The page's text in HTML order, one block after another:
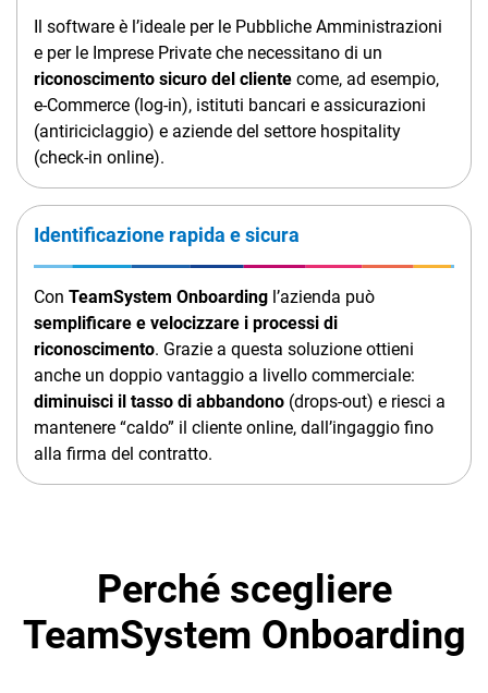
Il software è l’ideale per le Pubbliche Amministrazioni
e per le Imprese Private che necessitano di un
riconoscimento sicuro del cliente come, ad esempio,
e-Commerce (log-in), istituti bancari e assicurazioni
(antiriciclaggio) e aziende del settore hospitality
(check-in online).
Identificazione rapida e sicura
Con TeamSystem Onboarding l’azienda può
semplificare e velocizzare i processi di
riconoscimento. Grazie a questa soluzione ottieni
anche un doppio vantaggio a livello commerciale:
diminuisci il tasso di abbandono (drops-out) e riesci a
mantenere “caldo” il cliente online, dall’ingaggio fino
alla firma del contratto.
Perché scegliere
TeamSystem Onboarding